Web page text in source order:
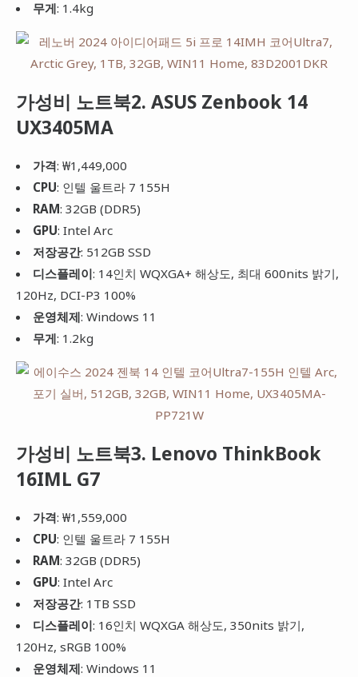
무게: 1.4kg
가성비 노트북2. ASUS Zenbook 14
UX3405MA
가격: ₩1,449,000
CPU: 인텔 울트라 7 155H
RAM: 32GB (DDR5)
GPU: Intel Arc
저장공간: 512GB SSD
디스플레이: 14인치 WQXGA+ 해상도, 최대 600nits 밝기,
120Hz, DCI-P3 100%
운영체제: Windows 11
무게: 1.2kg
가성비 노트북3. Lenovo ThinkBook
16IML G7
가격: ₩1,559,000
CPU: 인텔 울트라 7 155H
RAM: 32GB (DDR5)
GPU: Intel Arc
저장공간: 1TB SSD
디스플레이: 16인치 WQXGA 해상도, 350nits 밝기,
120Hz, sRGB 100%
운영체제: Windows 11